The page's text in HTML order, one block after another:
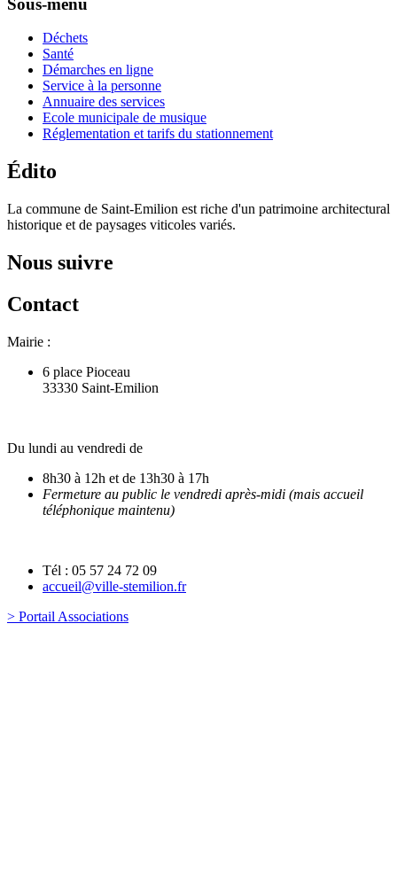
Déchets
Santé
Démarches en ligne
Service à la personne
Annuaire des services
Ecole municipale de musique
Réglementation et tarifs du stationnement
Édito
La commune de Saint-Emilion est riche d'un patrimoine architectural
historique et de paysages viticoles variés.
Nous suivre
Contact
Mairie :
6 place Pioceau
33330 Saint-Emilion
Du lundi au vendredi de
8h30 à 12h et de 13h30 à 17h
Fermeture au public le vendredi après-midi (mais accueil
téléphonique maintenu)
Tél : 05 57 24 72 09
accueil@ville-stemilion.fr
> Portail Associations